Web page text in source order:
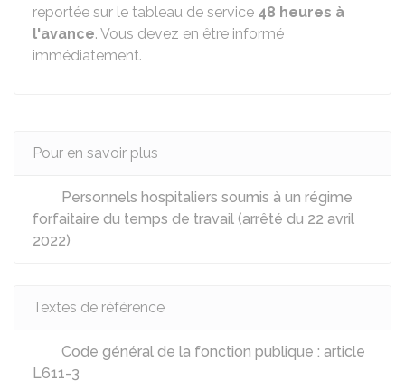
reportée sur le tableau de service 48 heures à
l'avance. Vous devez en être informé
immédiatement.
Pour en savoir plus
Personnels hospitaliers soumis à un régime
forfaitaire du temps de travail (arrêté du 22 avril
2022)
Textes de référence
Code général de la fonction publique : article
L611-3